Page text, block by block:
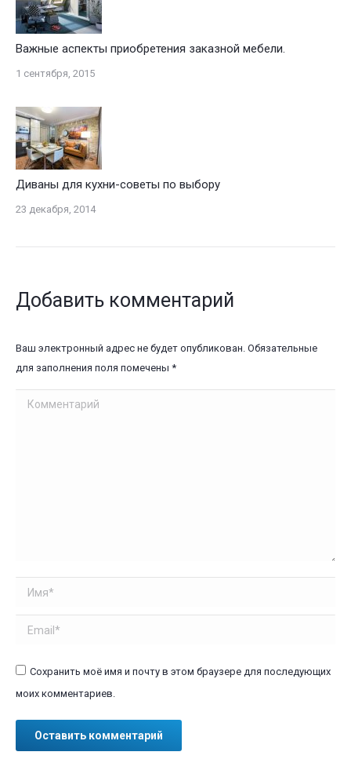
Важные аспекты приобретения заказной мебели.
1 сентября, 2015
Диваны для кухни-советы по выбору
23 декабря, 2014
Добавить комментарий
Ваш электронный адрес не будет опубликован. Обязательные
для заполнения поля помечены *
Комментарий
Имя *
Email *
Сохранить моё имя и почту в этом браузере для последующих
моих комментариев.
Оставить комментарий